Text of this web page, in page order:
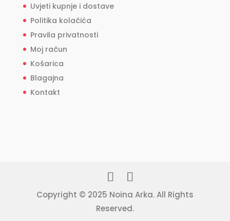
Uvjeti kupnje i dostave
Politika kolačića
Pravila privatnosti
Moj račun
Košarica
Blagajna
Kontakt
Copyright © 2025 Noina Arka. All Rights
Reserved.